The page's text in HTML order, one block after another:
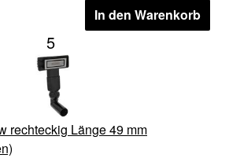
In den Warenkorb
5
rechteckig Länge 49 mm